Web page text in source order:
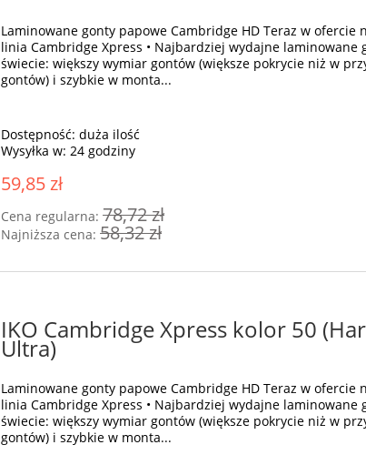
Laminowane gonty papowe Cambridge HD Teraz w ofercie
linia Cambridge Xpress • Najbardziej wydajne laminowane
świecie: większy wymiar gontów (większe pokrycie niż w
gontów) i szybkie w monta...
Dostępność: duża ilość
Wysyłka w: 24 godziny
59,85 zł
Cena regularna:78,72 zł
Najniższa cena:58,32 zł
IKO Cambridge Xpress kolor 50
Ultra)
Laminowane gonty papowe Cambridge HD Teraz w ofercie
linia Cambridge Xpress • Najbardziej wydajne laminowane
świecie: większy wymiar gontów (większe pokrycie niż w
gontów) i szybkie w monta...